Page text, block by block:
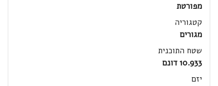
מפורטת
קטגוריה
מגורים
שטח התוכנית
10.933 דונם
יזם